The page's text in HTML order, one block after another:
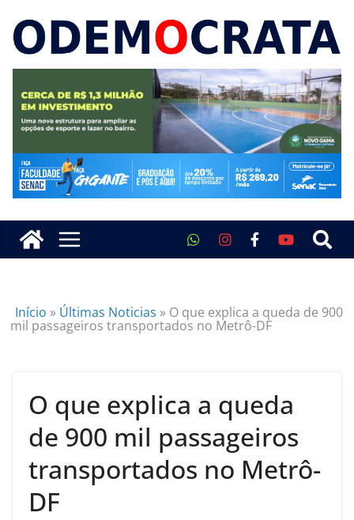
Início » Últimas Noticias » O que explica a queda de 900
mil passageiros transportados no Metrô-DF
O que explica a queda
de 900 mil passageiros
transportados no Metrô-
DF